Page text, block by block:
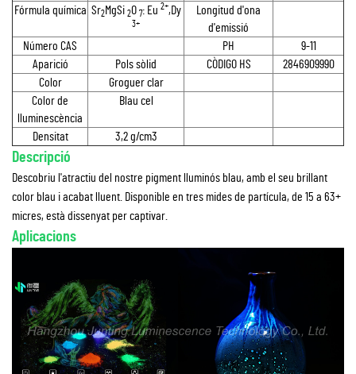
Fórmula química Sr2MgSi 2O 7: Eu 2+,Dy
3+
Longitud d'ona
d'emissió
Número CAS
PH
9-11
Aparició
Pols sòlid CÒDIGO HS
2846909990
Color
Groguer clar
Color de
lluminescència
Blau cel
Densitat 3,2 g/cm3
Descripció
Descobriu l'atractiu del nostre pigment lluminós blau, amb el seu brillant
color blau i acabat lluent. Disponible en tres mides de partícula, de 15 a 63+
micres, està dissenyat per captivar.
Aplicacions